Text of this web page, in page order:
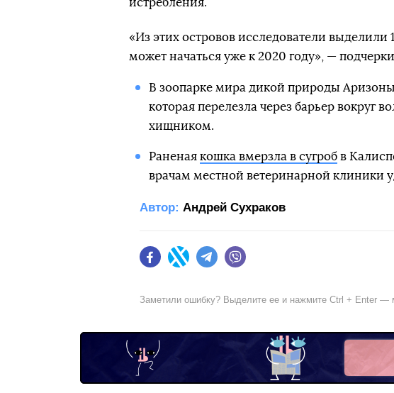
истребления.
«Из этих островов исследователи выделили
может начаться уже к 2020 году», —
В зоопарке мира дикой природы
которая перелезла через барьер вокруг
хищником.
Раненая кошка вмерзла в сугробв
врачам местной ветеринарной клиники
Автор: Андрей Сухраков
FacebookTwitter Telegram
Заметили ошибку? Выделите ее и нажмите Ctrl + Enter —